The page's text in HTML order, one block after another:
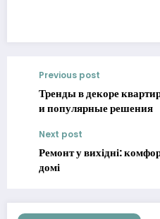
Previous post
Тренды в декоре
и популярные решения
Next post
Ремонт у вихідні:
домі